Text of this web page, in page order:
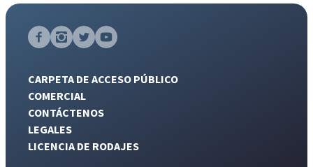
CARPETA DE ACCESO PÚBLICO
COMERCIAL
CONTÁCTENOS
LEGALES
LICENCIA DE RODAJES